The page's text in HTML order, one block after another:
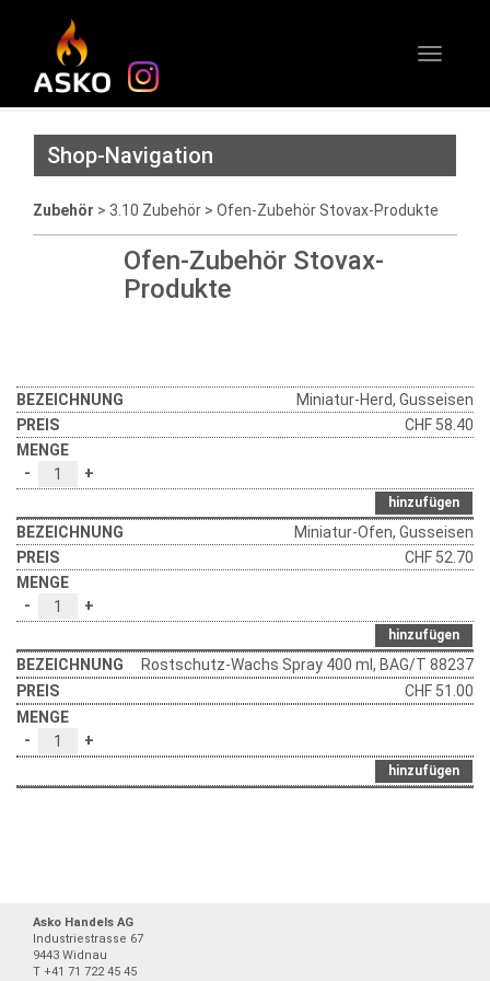
Toggle
Instagram
Shop-Navigation
Zubehör > 3.10 Zubehör > Ofen-Zubehör Stovax-Produkte
Ofen-Zubehör Stovax-
Produkte
Miniatur-Herd, Gusseisen
CHF 58.40
- +
hinzufügen
Miniatur-Ofen, Gusseisen
CHF 52.70
- +
hinzufügen
Rostschutz-Wachs Spray 400 ml, BAG/T 88237
CHF 51.00
- +
hinzufügen
Asko Handels AG
Industriestrasse 67
9443 Widnau
T +41 71 722 45 45